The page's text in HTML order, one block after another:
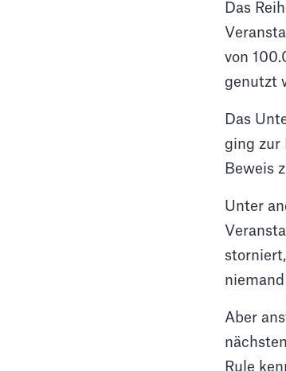
Das
von
genutzt
Das
ging zur
Beweis
Unter
Aber
Rule